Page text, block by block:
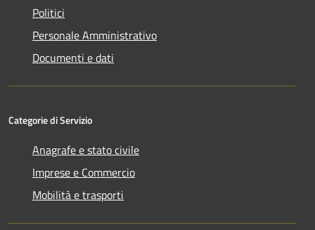
Politici
Personale Amministrativo
Documenti e dati
Categorie di Servizio
Anagrafe e stato civile
Imprese e Commercio
Mobilità e trasporti